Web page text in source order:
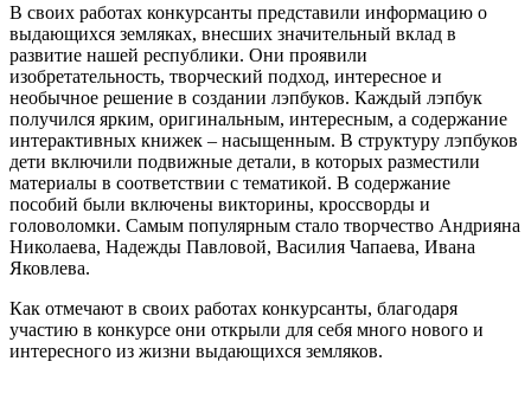
Чувашии»
В своих работах конкурсанты представили информацию о
выдающихся земляках, внесших значительный вклад в
развитие нашей республики. Они проявили
изобретательность, творческий подход, интересное и
необычное решение в создании лэпбуков. Каждый лэпбук
получился ярким, оригинальным, интересным, а содержание
интерактивных книжек – насыщенным. В структуру лэпбуков
дети включили подвижные детали, в которых разместили
материалы в соответствии с тематикой. В содержание
пособий были включены викторины, кроссворды и
головоломки. Самым популярным стало творчество Андрияна
Николаева, Надежды Павловой, Василия Чапаева, Ивана
Яковлева.
Как отмечают в своих работах конкурсанты, благодаря
участию в конкурсе они открыли для себя много нового и
интересного из жизни выдающихся земляков.